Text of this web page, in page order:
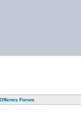
Offenes Forum